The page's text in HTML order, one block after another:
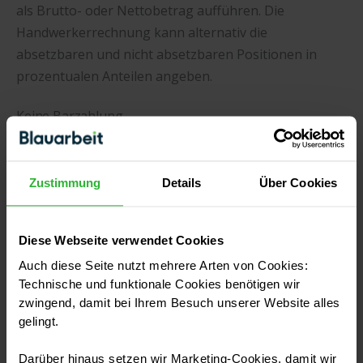
Zustimmung Details Über Cookies
Diese Webseite verwendet Cookies
Auch diese Seite nutzt mehrere Arten von Cookies:
Technische und funktionale Cookies benötigen wir
zwingend, damit bei Ihrem Besuch unserer Website alles
gelingt.
Darüber hinaus setzen wir Marketing-Cookies, damit wir
als Brutto- oder Nettobetrag aufführen. Die
Handwerkerrechnung kann alternativ die
absetzbaren und nicht absetzbaren Positionen in
prozentualen Anteilen angeben.
Keine Barzahlung
Das Finanzamt erkennt die Absetzung von
Handwerkerrechnungen nur an, wenn zum Beleg
auch eine Bankbuchung vorhanden ist. Daher muss
Rechnungsangaben auch eine gültige
Bankverbindung enthalten.
Archivierungshinweis